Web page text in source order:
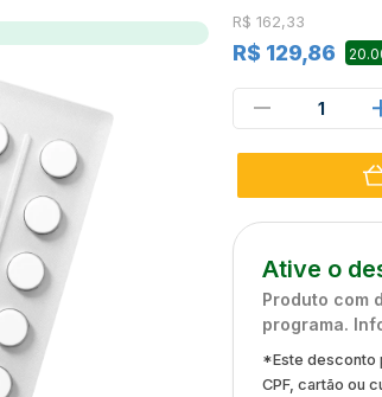
R$ 162,33
R$ 129,86
1
Ative o
Produto com
programa.
*Este desconto
CPF, cartão ou